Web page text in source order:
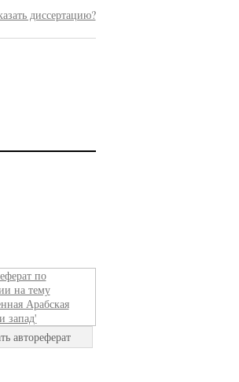
диссертацию?
автореферат